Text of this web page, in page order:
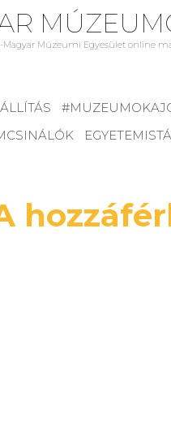
Magyar Múzeumi Egyesület online